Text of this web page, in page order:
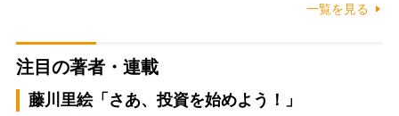
一覧を見る
注目の著者・連載
藤川里絵「さあ、投資を始めよう！」